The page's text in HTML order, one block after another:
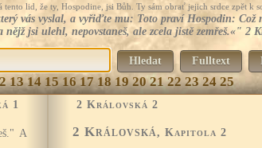
lid, že ty, Hospodine, jsi Bůh. Ty sám obrať jejich srdce zpět k
vás vyslal, a vyřiďte mu: Toto praví Hospodin: Což
jsi ulehl, nepovstaneš, ale zcela jistě zemřeš.«" 2
Hledat Fulltext
13 14 15 16 17 18 19 20 21 22 23 24 25
1
A
2 Královská 2
2 Královská, Kapitola 2